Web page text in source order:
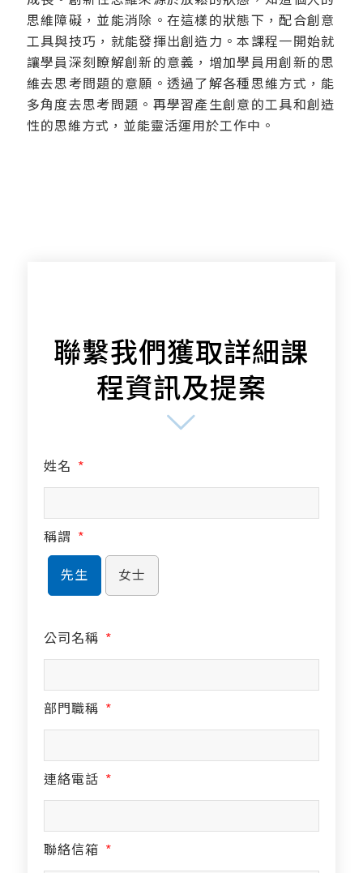
思維障礙，並能消除。在這樣的狀態下，配合創意
工具與技巧，就能發揮出創造力。本課程一開始就
讓學員深刻瞭解創新的意義，增加學員用創新的思
維去思考問題的意願。透過了解各種思維方式，能
多角度去思考問題。再學習產生創意的工具和創造
性的思維方式，並能靈活運用於工作中。
聯繫我們獲取詳細課
程資訊及提案
姓名 *
稱謂 *
先生 女士
公司名稱 *
部門職稱 *
連絡電話 *
聯絡信箱 *